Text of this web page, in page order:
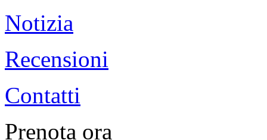
Notizia
Recensioni
Contatti
Prenota ora